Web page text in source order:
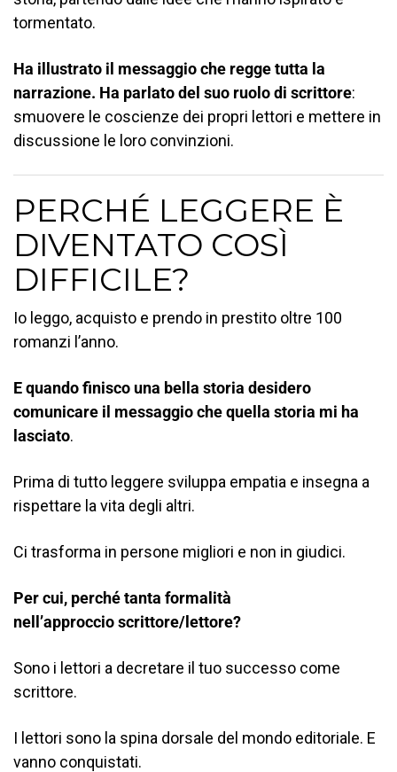
tormentato.
Ha illustrato il messaggio che regge tutta la
narrazione. Ha parlato del suo ruolo di scrittore:
smuovere le coscienze dei propri lettori e mettere in
discussione le loro convinzioni.
PERCHÉ LEGGERE È
DIVENTATO COSÌ
DIFFICILE?
Io leggo, acquisto e prendo in prestito oltre 100
romanzi l’anno.
E quando finisco una bella storia desidero
comunicare il messaggio che quella storia mi ha
lasciato.
Prima di tutto leggere sviluppa empatia e insegna a
rispettare la vita degli altri.
Ci trasforma in persone migliori e non in giudici.
Per cui, perché tanta formalità
nell’approccio scrittore/lettore?
Sono i lettori a decretare il tuo successo come
scrittore.
I lettori sono la spina dorsale del mondo editoriale. E
vanno conquistati.